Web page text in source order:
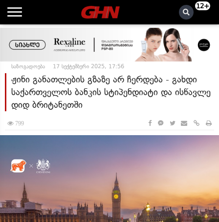
12+
საზოგადოება 17 სექტემბერი 2025, 17:56
ჟინი განათლების გზაზე არ ჩერდება - გახდი
საქართველოს ბანკის სტიპენდიატი და ისწავლე
დიდ ბრიტანეთში
799